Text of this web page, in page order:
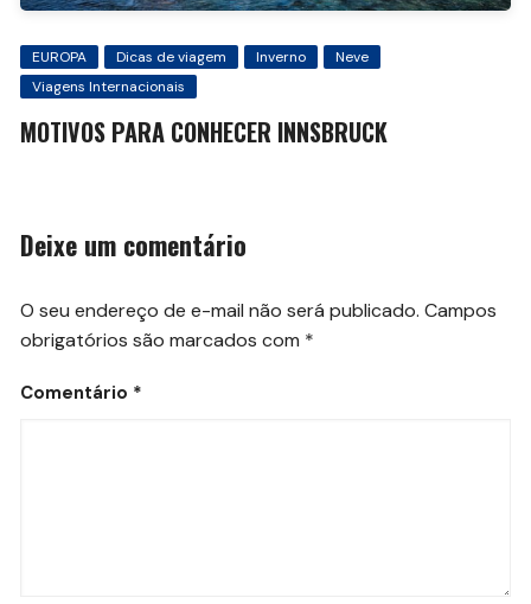
EUROPA Dicas de viagem Inverno
Neve
Viagens Internacionais
MOTIVOS PARA CONHECER INNSBRUCK
Deixe um comentário
O seu endereço de e-mail não será publicado. Campos
obrigatórios são marcados com *
Comentário *